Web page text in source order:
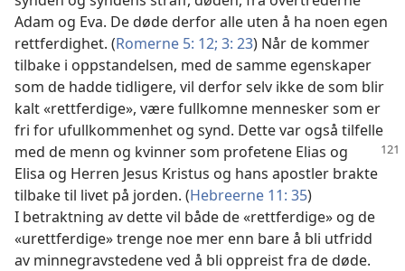
Adam og Eva. De døde derfor alle uten å ha noen egen
rettferdighet. (Romerne 5: 12; 3: 23) Når de kommer
tilbake i oppstandelsen, med de samme egenskaper
som de hadde tidligere, vil derfor selv ikke de som blir
kalt «rettferdige», være fullkomne mennesker som er
fri for ufullkommenhet og synd. Dette var også tilfelle
med de menn og kvinner som profetene Elias og
Elisa og Herren Jesus Kristus og hans apostler brakte
tilbake til livet på jorden. (Hebreerne 11: 35)
I betraktning av dette vil både de «rettferdige» og de
«urettferdige» trenge noe mer enn bare å bli utfridd
av minnegravstedene ved å bli oppreist fra de døde.